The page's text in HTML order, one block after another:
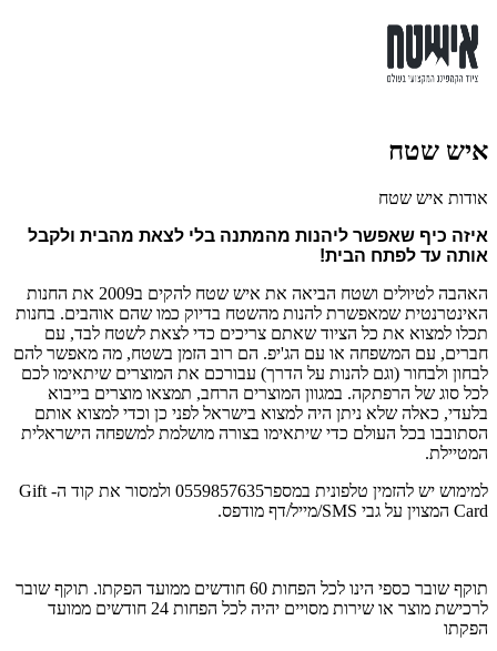
איש שטח
אודות איש שטח
אותה עד לפתח הבית!
האהבה לטיולים ושטח הביאה את איש שטח להקים ב2009 את החנות
האינטרנטית שמאפשרת להנות מהשטח בדיוק כמו שהם אוהבים. בחנות
תכלו למצוא את כל הציוד שאתם צריכים כדי לצאת לשטח לבד, עם
חברים, עם המשפחה או עם הג'יפ. הם רוב הזמן בשטח, מה מאפשר להם
לבחון ולבחור (וגם להנות על הדרך) עבורכם את המוצרים שיתאימו לכם
לכל סוג של הרפתקה. במגוון המוצרים הרחב, תמצאו מוצרים בייבוא
בלעדי, כאלה שלא ניתן היה למצוא בישראל לפני כן וכדי למצוא אותם
הסתובבו בכל העולם כדי שיתאימו בצורה מושלמת למשפחה הישראלית
המטיילת.
למימוש יש להזמין טלפונית במספר0559857635 ולמסור את קוד ה- Gift
Card המצוין על גבי SMS/מייל/דף מודפס.
תוקף שובר כספי הינו לכל הפחות 60 חודשים ממועד הפקתו. תוקף שובר
לרכישת מוצר או שירות מסויים יהיה לכל הפחות 24 חודשים ממועד
הפקתו